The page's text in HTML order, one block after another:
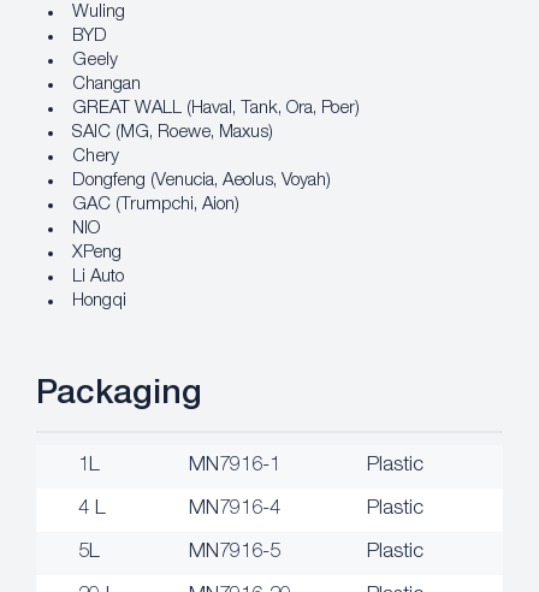
Wuling
BYD
Geely
Changan
GREAT WALL (Haval, Tank, Ora, Poer)
SAIC (MG, Roewe, Maxus)
Chery
Dongfeng (Venucia, Aeolus, Voyah)
GAC (Trumpchi, Aion)
NIO
XPeng
Li Auto
Hongqi
Packaging
1L MN7916-1 Plastic
4 L MN7916-4 Plastic
5L MN7916-5 Plastic